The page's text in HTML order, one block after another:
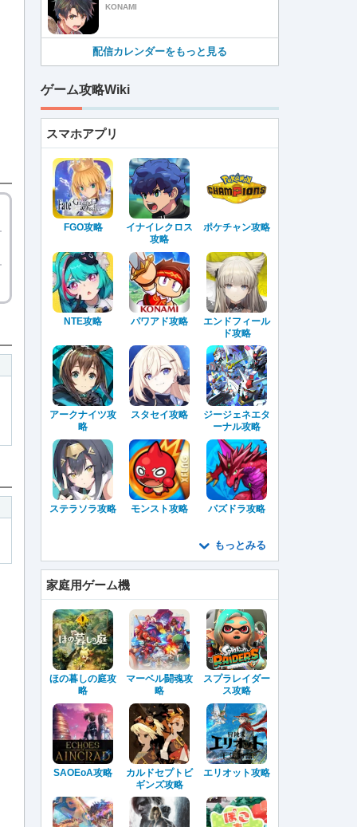
KONAMI
配信カレンダーをもっと見る
ゲーム攻略Wiki
スマホアプリ
FGO攻略
イナイレクロス
攻略
ポケチャン攻略
NTE攻略 パワアド攻略
エンドフィール
ド攻略
アークナイツ攻
略
スタセイ攻略
ジージェネエタ
ーナル攻略
ステラソラ攻略 モンスト攻略 パズドラ攻略
もっとみる
家庭用ゲーム機
ほの暮しの庭攻
略
マーベル闘魂攻
略
スプラレイダー
ス攻略
SAOEoA攻略
カルドセプトビ
ギンズ攻略
エリオット攻略